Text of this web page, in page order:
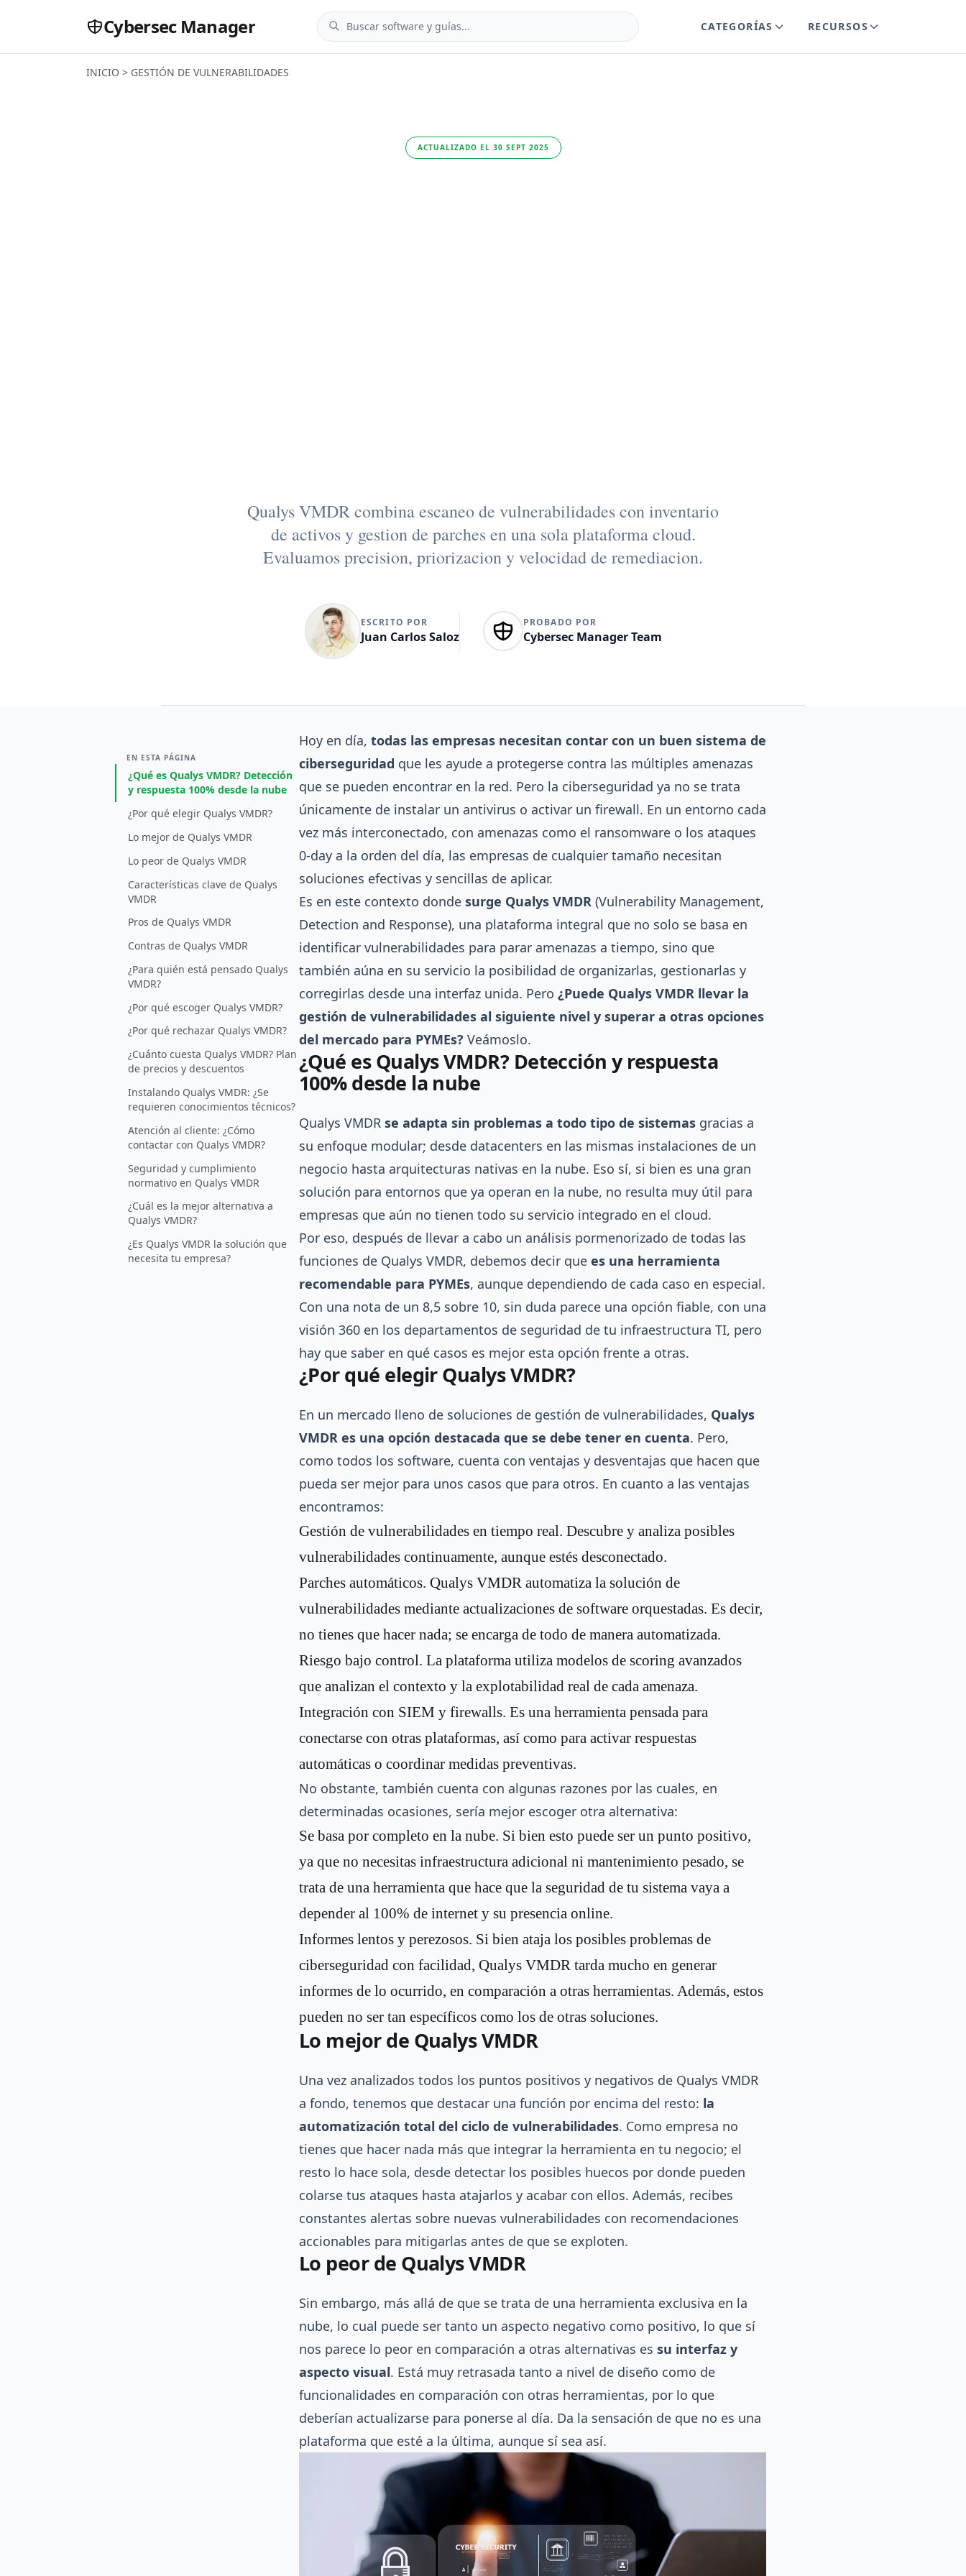
Cybersec Manager CATEGORÍAS RECURSOS
INICIO > GESTIÓN DE VULNERABILIDADES
ACTUALIZADO EL 30 SEPT 2025
Qualys VMDR combina escaneo de vulnerabilidades con inventario
de activos y gestion de parches en una sola plataforma cloud.
Evaluamos precision, priorizacion y velocidad de remediacion.
ESCRITO POR
Juan Carlos Saloz
PROBADO POR
Cybersec Manager Team
EN ESTA PÁGINA
¿Qué es Qualys VMDR? Detección
y respuesta 100% desde la nube
¿Por qué elegir Qualys VMDR?
Lo mejor de Qualys VMDR
Lo peor de Qualys VMDR
Características clave de Qualys
VMDR
Pros de Qualys VMDR
Contras de Qualys VMDR
¿Para quién está pensado Qualys
VMDR?
¿Por qué escoger Qualys VMDR?
¿Por qué rechazar Qualys VMDR?
¿Cuánto cuesta Qualys VMDR? Plan
de precios y descuentos
Instalando Qualys VMDR: ¿Se
requieren conocimientos técnicos?
Atención al cliente: ¿Cómo
contactar con Qualys VMDR?
Seguridad y cumplimiento
normativo en Qualys VMDR
¿Cuál es la mejor alternativa a
Qualys VMDR?
¿Es Qualys VMDR la solución que
necesita tu empresa?
Hoy en día, todas las empresas necesitan contar con un buen sistema de
ciberseguridad que les ayude a protegerse contra las múltiples amenazas
que se pueden encontrar en la red. Pero la ciberseguridad ya no se trata
únicamente de instalar un antivirus o activar un firewall. En un entorno cada
vez más interconectado, con amenazas como el ransomware o los ataques
0-day a la orden del día, las empresas de cualquier tamaño necesitan
soluciones efectivas y sencillas de aplicar.
Es en este contexto donde surge Qualys VMDR (Vulnerability Management,
Detection and Response), una plataforma integral que no solo se basa en
identificar vulnerabilidades para parar amenazas a tiempo, sino que
también aúna en su servicio la posibilidad de organizarlas, gestionarlas y
corregirlas desde una interfaz unida. Pero ¿Puede Qualys VMDR llevar la
gestión de vulnerabilidades al siguiente nivel y superar a otras opciones
del mercado para PYMEs? Veámoslo.
¿Qué es Qualys VMDR? Detección y respuesta
100% desde la nube
Qualys VMDR se adapta sin problemas a todo tipo de sistemas gracias a
su enfoque modular; desde datacenters en las mismas instalaciones de un
negocio hasta arquitecturas nativas en la nube. Eso sí, si bien es una gran
solución para entornos que ya operan en la nube, no resulta muy útil para
empresas que aún no tienen todo su servicio integrado en el cloud.
Por eso, después de llevar a cabo un análisis pormenorizado de todas las
funciones de Qualys VMDR, debemos decir que es una herramienta
recomendable para PYMEs, aunque dependiendo de cada caso en especial.
Con una nota de un 8,5 sobre 10, sin duda parece una opción fiable, con una
visión 360 en los departamentos de seguridad de tu infraestructura TI, pero
hay que saber en qué casos es mejor esta opción frente a otras.
¿Por qué elegir Qualys VMDR?
En un mercado lleno de soluciones de gestión de vulnerabilidades, Qualys
VMDR es una opción destacada que se debe tener en cuenta. Pero,
como todos los software, cuenta con ventajas y desventajas que hacen que
pueda ser mejor para unos casos que para otros. En cuanto a las ventajas
encontramos:
Gestión de vulnerabilidades en tiempo real. Descubre y analiza posibles
vulnerabilidades continuamente, aunque estés desconectado.
Parches automáticos. Qualys VMDR automatiza la solución de
vulnerabilidades mediante actualizaciones de software orquestadas. Es decir,
no tienes que hacer nada; se encarga de todo de manera automatizada.
Riesgo bajo control. La plataforma utiliza modelos de scoring avanzados
que analizan el contexto y la explotabilidad real de cada amenaza.
Integración con SIEM y firewalls. Es una herramienta pensada para
conectarse con otras plataformas, así como para activar respuestas
automáticas o coordinar medidas preventivas.
No obstante, también cuenta con algunas razones por las cuales, en
determinadas ocasiones, sería mejor escoger otra alternativa:
Se basa por completo en la nube. Si bien esto puede ser un punto positivo,
ya que no necesitas infraestructura adicional ni mantenimiento pesado, se
trata de una herramienta que hace que la seguridad de tu sistema vaya a
depender al 100% de internet y su presencia online.
Informes lentos y perezosos. Si bien ataja los posibles problemas de
ciberseguridad con facilidad, Qualys VMDR tarda mucho en generar
informes de lo ocurrido, en comparación a otras herramientas. Además, estos
pueden no ser tan específicos como los de otras soluciones.
Lo mejor de Qualys VMDR
Una vez analizados todos los puntos positivos y negativos de Qualys VMDR
a fondo, tenemos que destacar una función por encima del resto: la
automatización total del ciclo de vulnerabilidades. Como empresa no
tienes que hacer nada más que integrar la herramienta en tu negocio; el
resto lo hace sola, desde detectar los posibles huecos por donde pueden
colarse tus ataques hasta atajarlos y acabar con ellos. Además, recibes
constantes alertas sobre nuevas vulnerabilidades con recomendaciones
accionables para mitigarlas antes de que se exploten.
Lo peor de Qualys VMDR
Sin embargo, más allá de que se trata de una herramienta exclusiva en la
nube, lo cual puede ser tanto un aspecto negativo como positivo, lo que sí
nos parece lo peor en comparación a otras alternativas es su interfaz y
aspecto visual. Está muy retrasada tanto a nivel de diseño como de
funcionalidades en comparación con otras herramientas, por lo que
deberían actualizarse para ponerse al día. Da la sensación de que no es una
plataforma que esté a la última, aunque sí sea así.